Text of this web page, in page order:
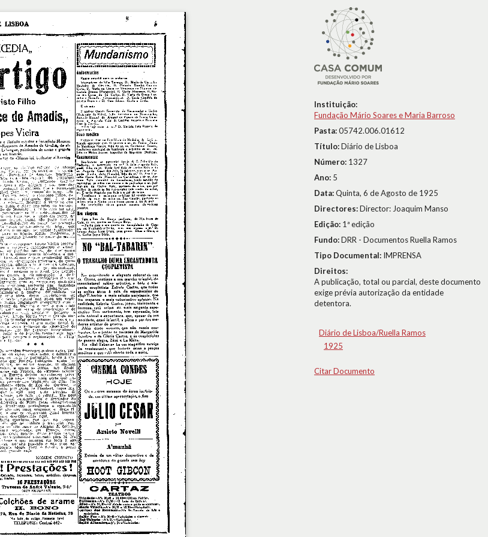
Instituição:
Fundação Mário Soares e Maria Barroso
Pasta:05742.006.01612
Título:Diário de Lisboa
Número: 1327
Ano: 5
Data:Quinta, 6 de Agosto de 1925
Directores:Director: Joaquim Manso
Edição: 1ª edição
Fundo:DRR - Documentos Ruella Ramos
Tipo Documental: IMPRENSA
Direitos:
A publicação, total ou parcial, deste documento
exige prévia autorização da entidade
detentora.
Diário de Lisboa/Ruella Ramos
1925
Citar Documento